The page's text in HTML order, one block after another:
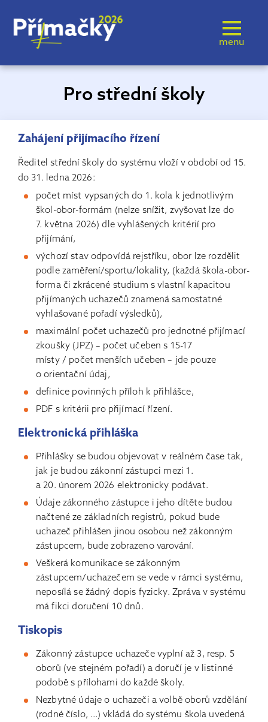
menu
Pro střední školy
Zahájení přijímacího řízení
Ředitel střední školy do systému vloží v období od 15.
do 31. ledna 2026:
počet míst vypsaných do 1. kola k jednotlivým
škol-obor-formám (nelze snížit, zvyšovat lze do
7. května 2026) dle vyhlášených kritérií pro
přijímání,
výchozí stav odpovídá rejstříku, obor lze rozdělit
podle zaměření/sportu/lokality, (každá škola-obor-
forma či zkrácené studium s vlastní kapacitou
přijímaných uchazečů znamená samostatné
vyhlašované pořadí výsledků),
maximální počet uchazečů pro jednotné přijímací
zkoušky (JPZ) – počet učeben s 15-17
místy / počet menších učeben – jde pouze
o orientační údaj,
definice povinných příloh k přihlášce,
PDF s kritérii pro přijímací řízení.
Elektronická přihláška
Přihlášky se budou objevovat v reálném čase tak,
jak je budou zákonní zástupci mezi 1.
a 20. únorem 2026 elektronicky podávat.
Údaje zákonného zástupce i jeho dítěte budou
načtené ze základních registrů, pokud bude
uchazeč přihlášen jinou osobou než zákonným
zástupcem, bude zobrazeno varování.
Veškerá komunikace se zákonným
zástupcem/uchazečem se vede v rámci systému,
neposílá se žádný dopis fyzicky. Zpráva v systému
má fikci doručení 10 dnů.
Tiskopis
Zákonný zástupce uchazeče vyplní až 3, resp. 5
oborů (ve stejném pořadí) a doručí je v listinné
podobě s přílohami do každé školy.
Nezbytné údaje o uchazeči a volbě oborů vzdělání
(rodné číslo, ...) vkládá do systému škola uvedená